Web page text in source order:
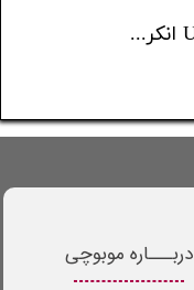
کابل تبدیل USB به USB-C انکر مدل 322/A81H5 طول 0.9 متر
دربـــاره موبوچی